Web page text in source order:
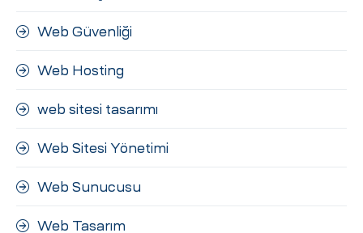
Web Güvenliği
Web Hosting
web sitesi tasarımı
Web Sitesi Yönetimi
Web Sunucusu
Web Tasarım